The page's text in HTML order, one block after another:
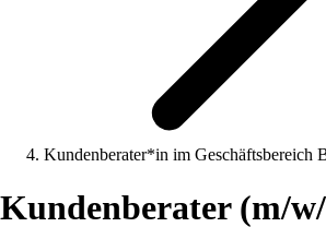
Kundenberater*in im Geschäftsbereich
Kundenberater (m/